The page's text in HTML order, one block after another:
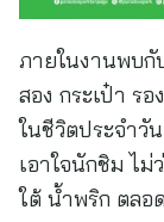
ภายในงานพบกั
สอง กระเป๋า ร
ในชีวิตประจำวั
เอาใจนักชิม ไ
ใต้ น้ำพริก ตลอ